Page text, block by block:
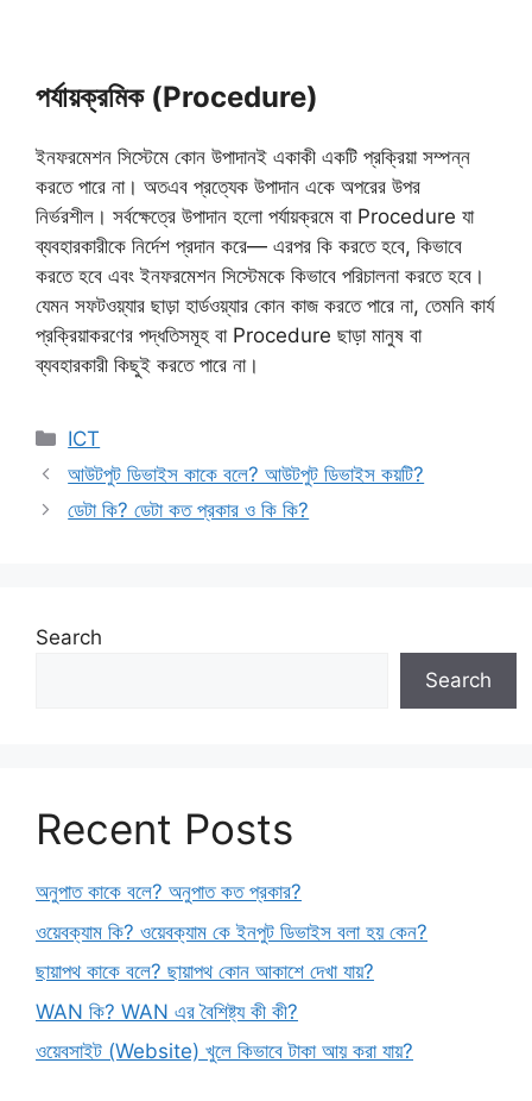
পর্যায়ক্রমিক (Procedure)
ইনফরমেশন সিস্টেমে কোন উপাদানই একাকী একটি প্রক্রিয়া সম্পন্ন
করতে পারে না। অতএব প্রত্যেক উপাদান একে অপরের উপর
নির্ভরশীল। সর্বক্ষেত্রে উপাদান হলো পর্যায়ক্রমে বা Procedure যা
ব্যবহারকারীকে নির্দেশ প্রদান করে— এরপর কি করতে হবে, কিভাবে
করতে হবে এবং ইনফরমেশন সিস্টেমকে কিভাবে পরিচালনা করতে হবে।
যেমন সফটওয়্যার ছাড়া হার্ডওয়্যার কোন কাজ করতে পারে না, তেমনি কার্য
প্রক্রিয়াকরণের পদ্ধতিসমূহ বা Procedure ছাড়া মানুষ বা
ব্যবহারকারী কিছুই করতে পারে না।
Categories
ICT
আউটপুট ডিভাইস কাকে বলে? আউটপুট ডিভাইস কয়টি?
ডেটা কি? ডেটা কত প্রকার ও কি কি?
Search
Search
Recent Posts
অনুপাত কাকে বলে? অনুপাত কত প্রকার?
ওয়েবক্যাম কি? ওয়েবক্যাম কে ইনপুট ডিভাইস বলা হয় কেন?
ছায়াপথ কাকে বলে? ছায়াপথ কোন আকাশে দেখা যায়?
WAN কি? WAN এর বৈশিষ্ট্য কী কী?
ওয়েবসাইট (Website) খুলে কিভাবে টাকা আয় করা যায়?